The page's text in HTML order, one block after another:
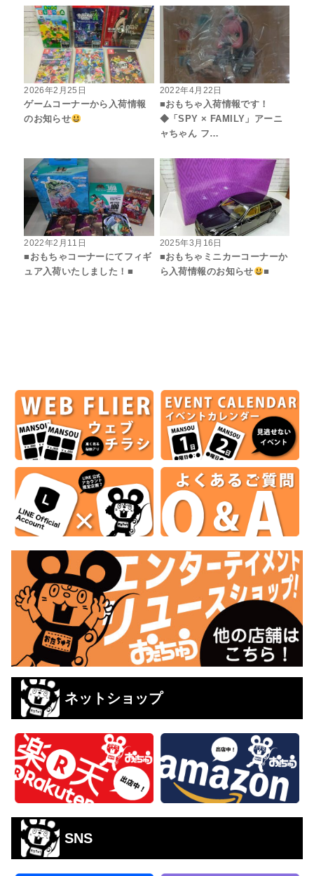
2026年2月25日
ゲームコーナーから入荷情報
のお知らせ
2022年4月22日
■おもちゃ入荷情報です！
◆「SPY × FAMILY」アーニ
ャちゃん フ…
2022年2月11日
■おもちゃコーナーにてフィギ
ュア入荷いたしました！■
2025年3月16日
■おもちゃミニカーコーナーか
ら入荷情報のお知らせ
■
ネットショップ
SNS